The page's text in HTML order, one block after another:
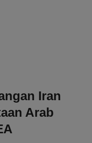
Iran
Arab